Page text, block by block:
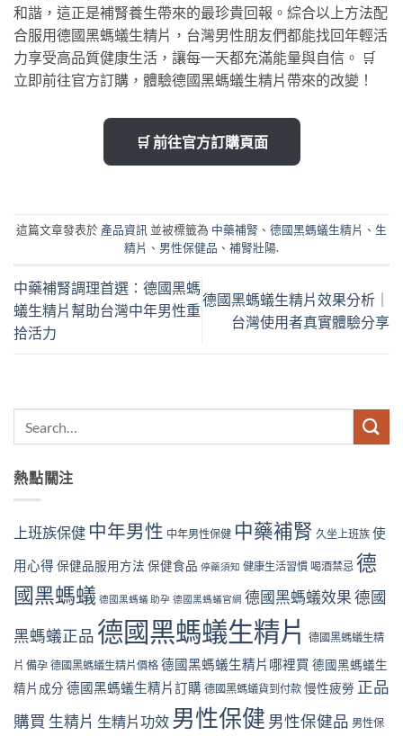
和諧，這正是補腎養生帶來的最珍貴回報。綜合以上方法配
合服用德國黑螞蟻生精片，台灣男性朋友們都能找回年輕活
力享受高品質健康生活，讓每一天都充滿能量與自信。 🛒
立即前往官方訂購，體驗德國黑螞蟻生精片帶來的改變！
🛒 前往官方訂購頁面
這篇文章發表於 產品資訊 並被標籤為 中藥補腎 、 德國黑螞蟻生精片 、 生
精片 、 男性保健品 、 補腎壯陽.
中藥補腎調理首選：德國黑螞
蟻生精片幫助台灣中年男性重
拾活力
德國黑螞蟻生精片效果分析｜
台灣使用者真實體驗分享
熱點關注
上班族保健 中年男性 中年男性保健 中藥補腎 久坐上班族 使
用心得 保健品服用方法 保健食品 停藥須知 健康生活習慣 喝酒禁忌 德
國黑螞蟻 德國黑螞蟻 助孕 德國黑螞蟻官網 德國黑螞蟻效果德國
黑螞蟻正品 德國黑螞蟻生精片 德國黑螞蟻生精
片 備孕 德國黑螞蟻生精片價格 德國黑螞蟻生精片哪裡買 德國黑螞蟻生
精片成分 德國黑螞蟻生精片訂購 德國黑螞蟻貨到付款 慢性疲勞 正品
購買 生精片 生精片功效 男性保健 男性保健品 男性保